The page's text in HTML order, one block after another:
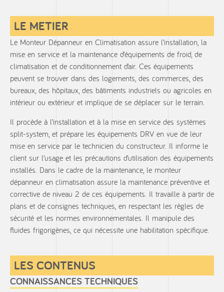
LE METIER
Le Monteur Dépanneur en Climatisation assure l’installation, la
mise en service et la maintenance d’équipements de froid, de
climatisation et de conditionnement d’air. Ces équipements
peuvent se trouver dans des logements, des commerces, des
bureaux, des hôpitaux, des bâtiments industriels ou agricoles en
intérieur ou extérieur et implique de se déplacer sur le terrain.
Il procède à l’installation et à la mise en service des systèmes
split-system, et prépare les équipements DRV en vue de leur
mise en service par le technicien du constructeur. Il informe le
client sur l’usage et les précautions d’utilisation des équipements
installés. Dans le cadre de la maintenance, le monteur
dépanneur en climatisation assure la maintenance préventive et
corrective de niveau 2 de ces équipements. Il travaille à partir de
plans et de consignes techniques, en respectant les règles de
sécurité et les normes environnementales. Il manipule des
fluides frigorigènes, ce qui nécessite une habilitation spécifique.
LES CONTENUS
CONNAISSANCES TECHNIQUES